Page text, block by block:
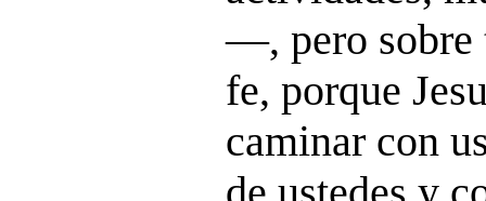
—, pero sobre
fe, porque
caminar con